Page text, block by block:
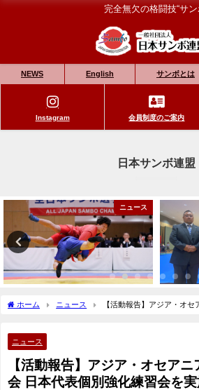
完全無欠の格闘技“サン
NEWS English サンボとは
Instagram 会員制度のご案内
日本サンボ連盟
ニュース
ホーム ニュース
【活動報告】アジア・オセ
ニュース
【活動報告】アジア・オセア
会 日本代表個別強化練習会を